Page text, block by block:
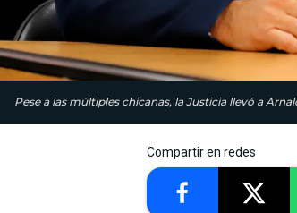
Pese a las múltiples chicanas, la Justicia llevó a
Compartir en redes